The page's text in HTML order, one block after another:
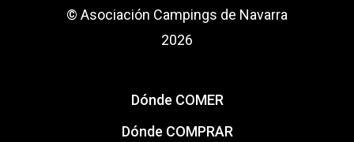
© Asociación Campings de Navarra
2026
Dónde COMER
Dónde COMPRAR